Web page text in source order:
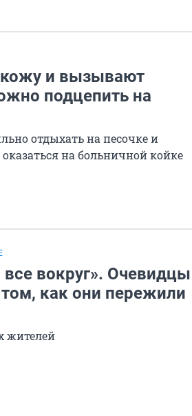
кожу и вызывают
подцепить на
отдыхать на песочке и
на больничной койке
все вокруг». Очевидцы
как они пережили
жителей